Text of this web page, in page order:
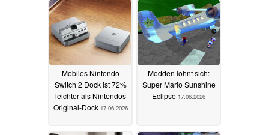
Mobiles Nintendo
Switch 2 Dock ist 72%
leichter als Nintendos
Original-Dock 17.06.2026
Modden lohnt sich:
Super Mario Sunshine
Eclipse 17.06.2026